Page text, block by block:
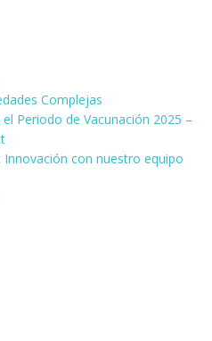
Complejas
Periodo de Vacunación 2025 –
con nuestro equipo